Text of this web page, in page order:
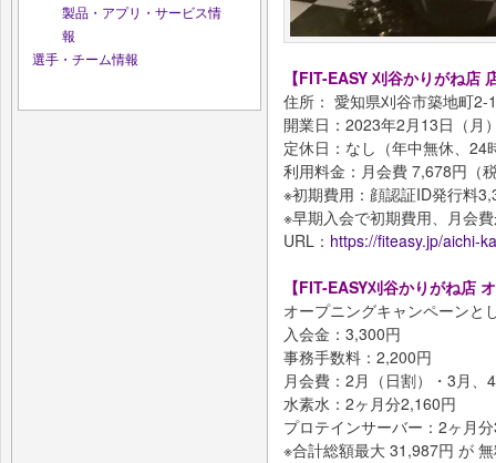
製品・アプリ・サービス情
報
選手・チーム情報
【FIT-EASY 刈谷かりがね店
住所： 愛知県刈谷市築地町2-
開業日：2023年2月13日（月
定休日：なし（年中無休、24
利用料金：月会費 7,678円（
※初期費用：顔認証ID発行料
※早期入会で初期費用、月会
URL： https://fiteasy.jp/aichi-
【FIT-EASY刈谷かりがね店
オープニングキャンペーンと
入会金：3,300円
事務手数料：2,200円
月会費：2月（日割）・3月、
水素水：2ヶ月分2,160円
プロテインサーバー：2ヶ月
※合計総額最大 31,987円 が